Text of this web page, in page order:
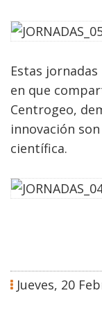
Estas
en que
Centrogeo,
innovación
científica.
Jueves, 20